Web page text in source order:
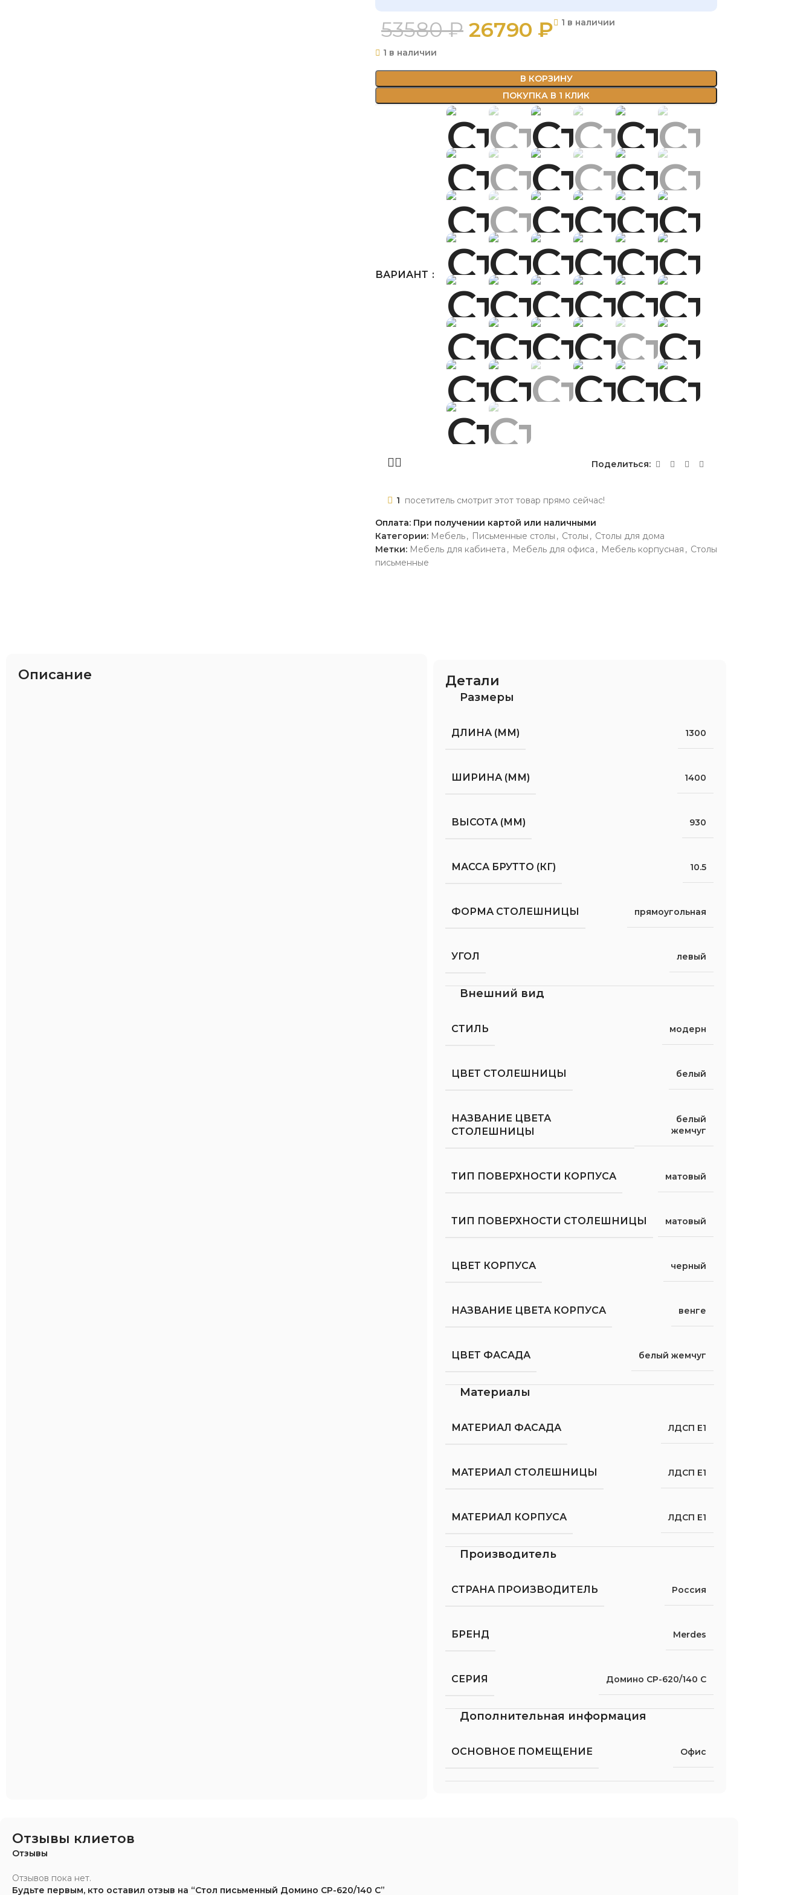
53580₽ 26790 ₽ 1 в наличии
1 в наличии
В КОРЗИНУ
ПОКУПКА В 1 КЛИК
ВАРИАНТ
Поделиться:
1 посетитель смотрит этот товар прямо сейчас!
Оплата: При получении картой или наличными
Категории: Мебель, Письменные столы , Столы , Столы для дома
Метки: Мебель для кабинета , Мебель для офиса , Мебель корпусная , Столы
письменные
Описание Детали
Размеры
ДЛИНА (ММ) 1300
ШИРИНА (ММ) 1400
ВЫСОТА (ММ) 930
МАССА БРУТТО (КГ) 10.5
ФОРМА СТОЛЕШНИЦЫ прямоугольная
УГОЛ левый
Внешний вид
СТИЛЬ модерн
ЦВЕТ СТОЛЕШНИЦЫ белый
НАЗВАНИЕ ЦВЕТА
СТОЛЕШНИЦЫ
белый
жемчуг
ТИП ПОВЕРХНОСТИ КОРПУСА матовый
ТИП ПОВЕРХНОСТИ СТОЛЕШНИЦЫ матовый
ЦВЕТ КОРПУСА черный
НАЗВАНИЕ ЦВЕТА КОРПУСА венге
ЦВЕТ ФАСАДА белый жемчуг
Материалы
МАТЕРИАЛ ФАСАДА ЛДСП Е1
МАТЕРИАЛ СТОЛЕШНИЦЫ ЛДСП Е1
МАТЕРИАЛ КОРПУСА ЛДСП Е1
Производитель
СТРАНА ПРОИЗВОДИТЕЛЬ Россия
БРЕНД Merdes
СЕРИЯ Домино СР-620/140 C
Дополнительная информация
ОСНОВНОЕ ПОМЕЩЕНИЕ Офис
Отзывы клиетов
Отзывы
Отзывов пока нет.
Будьте первым, кто оставил отзыв на “Стол письменный Домино СР-620/140 C”